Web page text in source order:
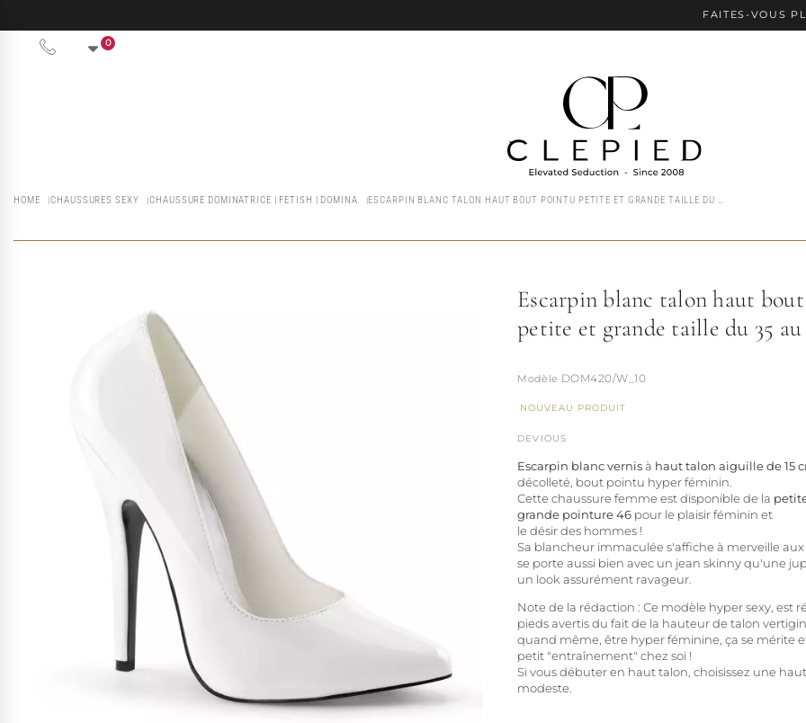
FAITES-VOUS PLAISIR
0
HOME CHAUSSURES SEXY CHAUSSURE DOMINATRICE | FETISH | DOMINA ESCARPIN BLANC TALON HAUT BOUT POINTU PETITE ET GRANDE TAILLE DU 35 AU 46
Escarpin blanc talon haut
petite et grande taille du 35 au
DOM420/W_10
NOUVEAU PRODUIT
DEVIOUS
Escarpin blanc vernisà haut talon aiguille de 15
décolleté, bout pointu hyper féminin.
Cette chaussure femme est disponible de la
grande pointure 46 pour le plaisir féminin et
le désir des hommes !
Sa blancheur immaculée s'affiche à merveille aux
se porte aussi bien avec un jean skinny qu'une
un look assurément ravageur.
Note de la rédaction : Ce modèle hyper sexy, est
pieds avertis du fait de la hauteur de talon
quand même, être hyper féminine, ça se mérite
petit "entraînement" chez soi !
Si vous débuter en haut talon, choisissez une
modeste.